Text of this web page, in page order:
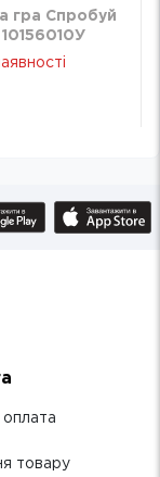
гра Спробуй
оплата
товару